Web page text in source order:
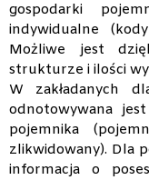
gospodarki
indywidualne
Możliwe jest
strukturze i ilości
W zakładanych
odnotowywana
pojemnika
zlikwidowany). Dla
informacja o